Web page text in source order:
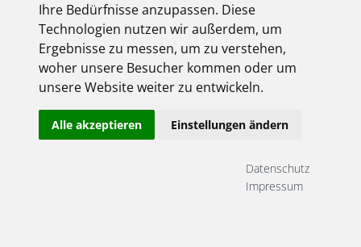
Ihre Bedürfnisse anzupassen. Diese
Technologien nutzen wir außerdem, um
Ergebnisse zu messen, um zu verstehen,
woher unsere Besucher kommen oder um
unsere Website weiter zu entwickeln.
Alle akzeptieren Einstellungen ändern
Datenschutz
Impressum